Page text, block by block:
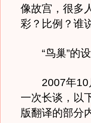
像故宫，很多
彩？比例？谁
“鸟巢”的设
2007年10月
一次长谈，以
版翻译的部分